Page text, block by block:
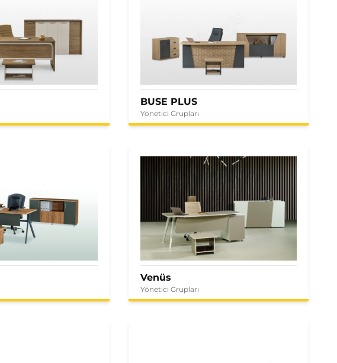
BUSE PLUS
Yönetici Grupları
Venüs
Yönetici Grupları